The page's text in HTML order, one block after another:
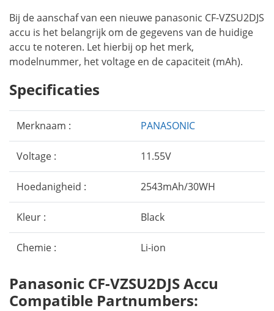
Bij de aanschaf van een nieuwe panasonic CF-VZSU2DJS
accu is het belangrijk om de gegevens van de huidige
accu te noteren. Let hierbij op het merk,
modelnummer, het voltage en de capaciteit (mAh).
Specificaties
Merknaam : PANASONIC
Voltage : 11.55V
Hoedanigheid : 2543mAh/30WH
Kleur : Black
Chemie : Li-ion
Panasonic CF-VZSU2DJS Accu
Compatible Partnumbers: